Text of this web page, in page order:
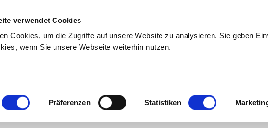
verwendet Cookies
Cookies, um die Zugriffe auf unsere Website zu analysieren. Sie geben
wenn Sie unsere Webseite weiterhin nutzen.
Präferenzen Statistiken